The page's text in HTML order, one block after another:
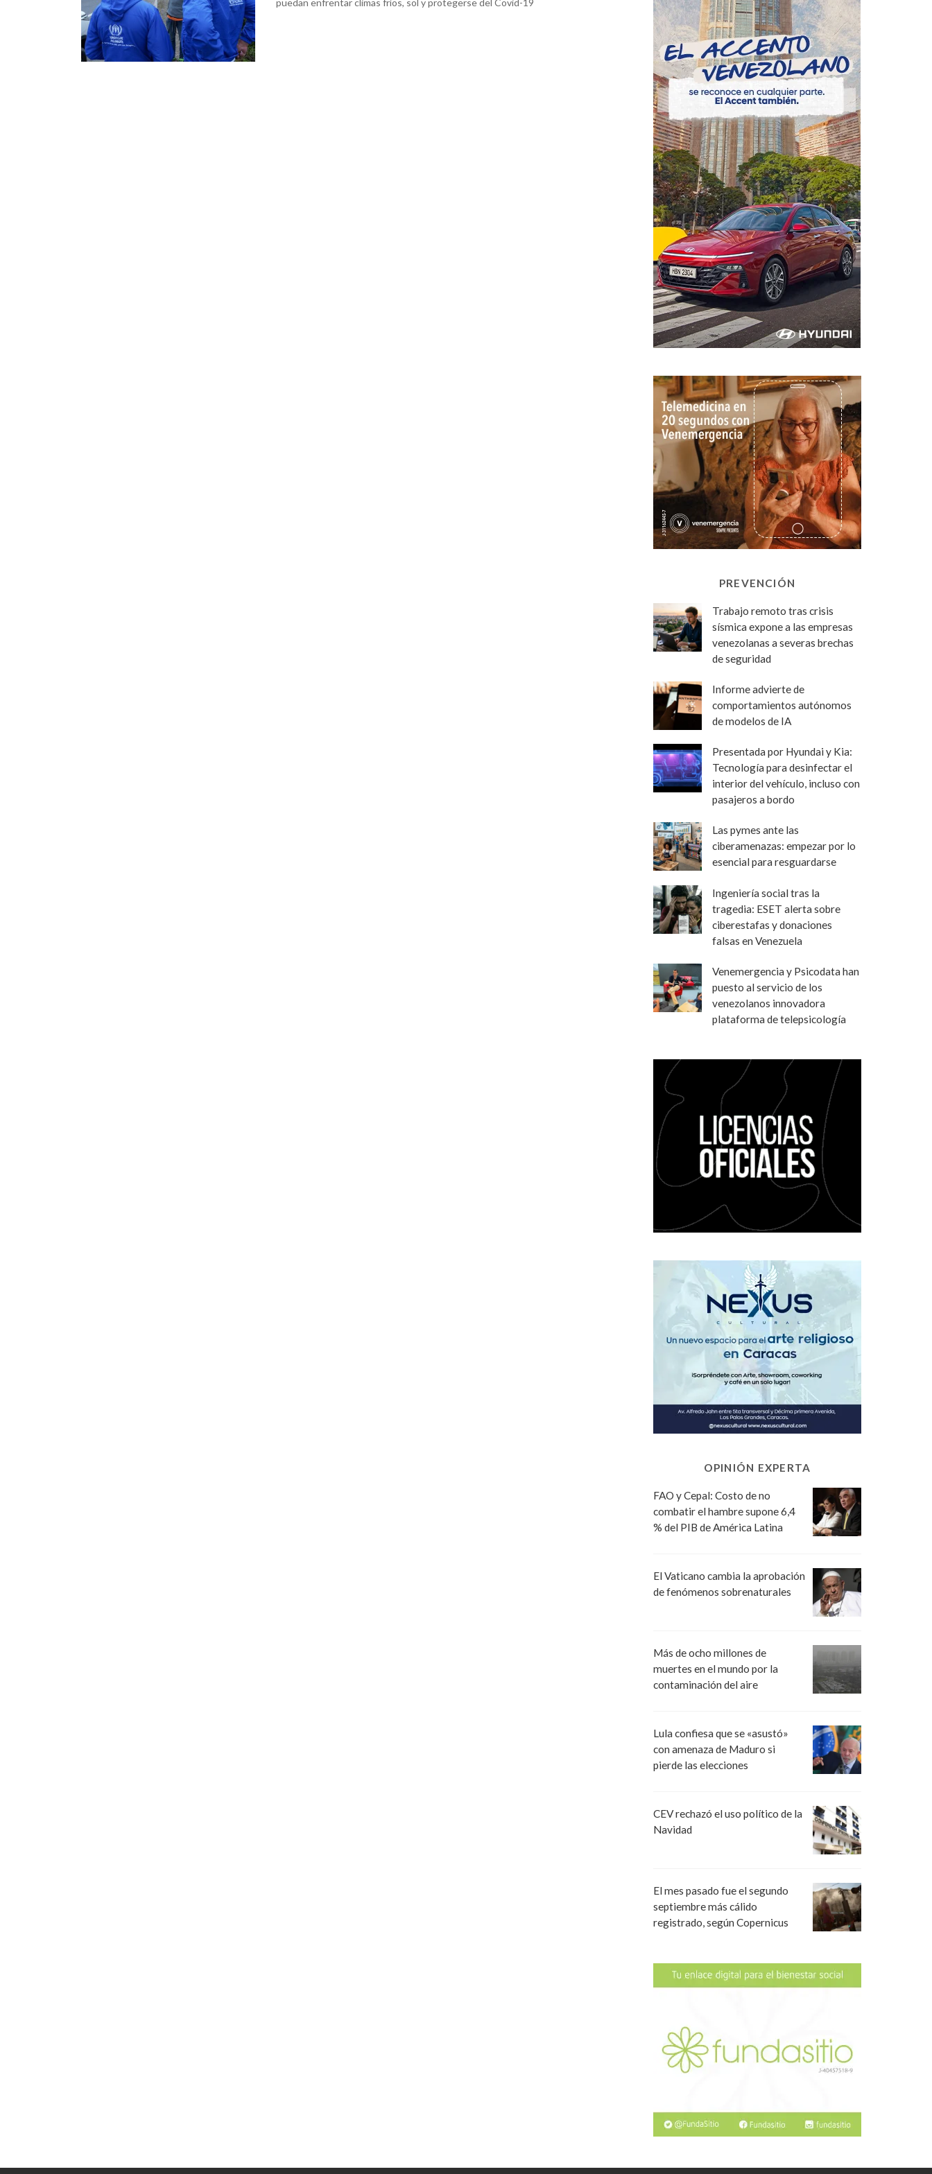
puedan enfrentar climas fríos, sol y protegerse del Covid-19
PREVENCIÓN
Trabajo remoto tras crisis
sísmica expone a las empresas
venezolanas a severas brechas
de seguridad
Informe advierte de
comportamientos autónomos
de modelos de IA
Presentada por Hyundai y Kia:
Tecnología para desinfectar el
interior del vehículo, incluso con
pasajeros a bordo
Las pymes ante las
ciberamenazas: empezar por lo
esencial para resguardarse
Ingeniería social tras la
tragedia: ESET alerta sobre
ciberestafas y donaciones
falsas en Venezuela
Venemergencia y Psicodata han
puesto al servicio de los
venezolanos innovadora
plataforma de telepsicología
OPINIÓN EXPERTA
FAO y Cepal: Costo de no
combatir el hambre supone 6,4
% del PIB de América Latina
El Vaticano cambia la aprobación
de fenómenos sobrenaturales
Más de ocho millones de
muertes en el mundo por la
contaminación del aire
Lula confiesa que se «asustó»
con amenaza de Maduro si
pierde las elecciones
CEV rechazó el uso político de la
Navidad
El mes pasado fue el segundo
septiembre más cálido
registrado, según Copernicus